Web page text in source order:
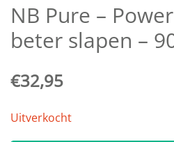
NB Pure –
beter slapen –
€32,95
Uitverkocht